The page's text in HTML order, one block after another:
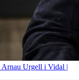
Arnau Urgell i Vidal |